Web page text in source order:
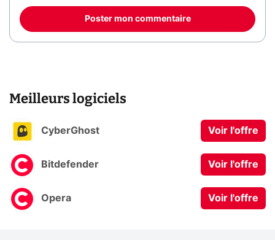
Poster mon commentaire
Meilleurs logiciels
CyberGhost Voir l'offre
Bitdefender Voir l'offre
Opera Voir l'offre